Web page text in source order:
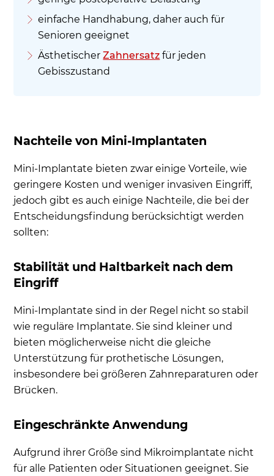
einfache Handhabung, daher auch für
Senioren geeignet
ÄsthetischerZahnersatz für jeden
Gebisszustand
Nachteile von Mini-Implantaten
Mini-Implantate bieten zwar einige Vorteile, wie
geringere Kosten und weniger invasiven Eingriff,
jedoch gibt es auch einige Nachteile, die bei der
Entscheidungsfindung berücksichtigt werden
sollten:
Stabilität und Haltbarkeit nach dem
Eingriff
Mini-Implantate sind in der Regel nicht so stabil
wie reguläre Implantate. Sie sind kleiner und
bieten möglicherweise nicht die gleiche
Unterstützung für prothetische Lösungen,
insbesondere bei größeren Zahnreparaturen oder
Brücken.
Eingeschränkte Anwendung
Aufgrund ihrer Größe sind Mikroimplantate nicht
für alle Patienten oder Situationen geeignet. Sie